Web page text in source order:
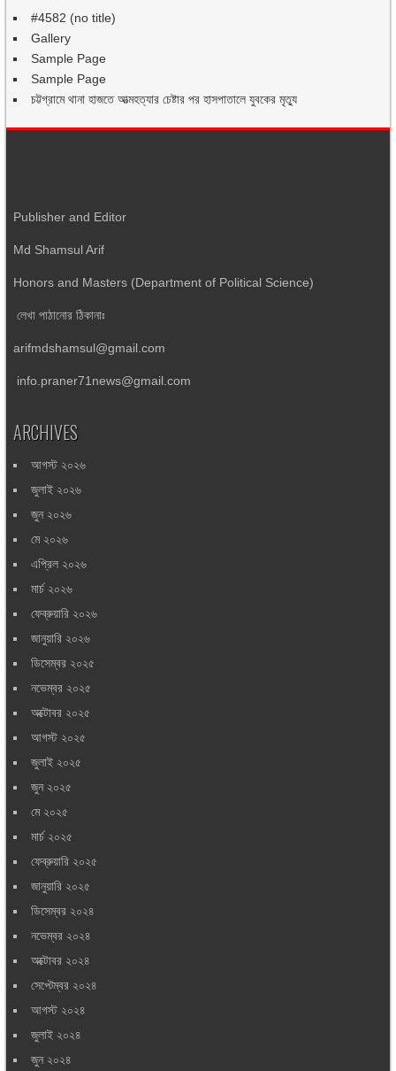
#4582 (no title)
Gallery
Sample Page
Sample Page
চট্টগ্রামে থানা হাজতে আত্মহত্যার চেষ্টার পর হাসপাতালে যুবকের মৃত্যু
Publisher and Editor
Md Shamsul Arif
Honors and Masters (Department of Political Science)
লেখা পাঠানোর ঠিকানাঃ
arifmdshamsul@gmail.com
info.praner71news@gmail.com
ARCHIVES
আগস্ট ২০২৬
জুলাই ২০২৬
জুন ২০২৬
মে ২০২৬
এপ্রিল ২০২৬
মার্চ ২০২৬
ফেব্রুয়ারি ২০২৬
জানুয়ারি ২০২৬
ডিসেম্বর ২০২৫
নভেম্বর ২০২৫
অক্টোবর ২০২৫
আগস্ট ২০২৫
জুলাই ২০২৫
জুন ২০২৫
মে ২০২৫
মার্চ ২০২৫
ফেব্রুয়ারি ২০২৫
জানুয়ারি ২০২৫
ডিসেম্বর ২০২৪
নভেম্বর ২০২৪
অক্টোবর ২০২৪
সেপ্টেম্বর ২০২৪
আগস্ট ২০২৪
জুলাই ২০২৪
জুন ২০২৪